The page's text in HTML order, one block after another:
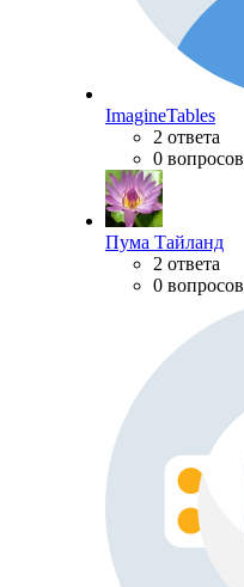
ImagineTables
2 ответа
0 вопросов
Пума Тайланд
2 ответа
0 вопросов